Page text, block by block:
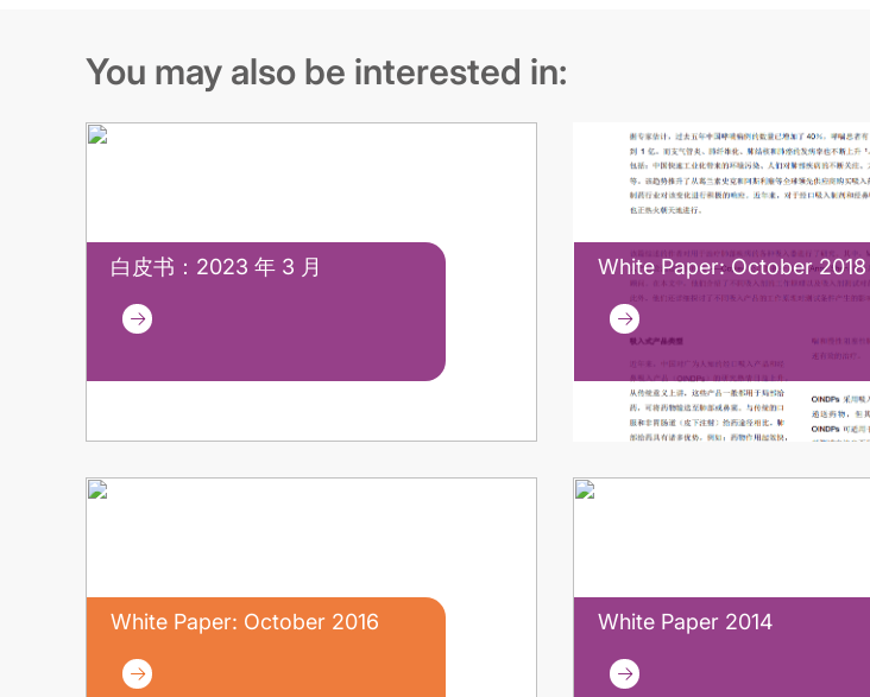
You may also be interested in:
白皮书：2023 年 3 月 White Paper: October 2018
White Paper: October 2016 White Paper 2014